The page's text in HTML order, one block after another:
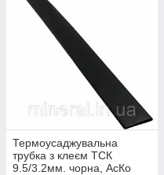
Термоусаджувальна
трубка з клеєм ТСК
9.5/3.2мм. чорна, АсКо